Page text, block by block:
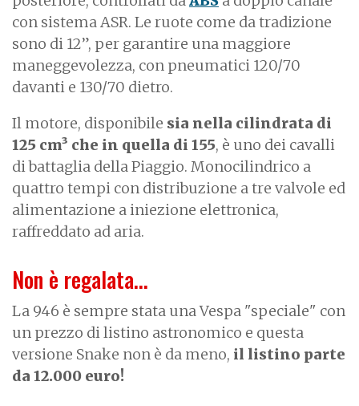
con sistema ASR. Le ruote come da tradizione
sono di 12”, per garantire una maggiore
maneggevolezza, con pneumatici 120/70
davanti e 130/70 dietro.
Il motore, disponibile sia nella cilindrata di
125 cm³ che in quella di 155, è uno dei cavalli
di battaglia della Piaggio. Monocilindrico a
quattro tempi con distribuzione a tre valvole ed
alimentazione a iniezione elettronica,
raffreddato ad aria.
Non è regalata...
La 946 è sempre stata una Vespa "speciale" con
un prezzo di listino astronomico e questa
versione Snake non è da meno, il listino parte
da 12.000 euro!